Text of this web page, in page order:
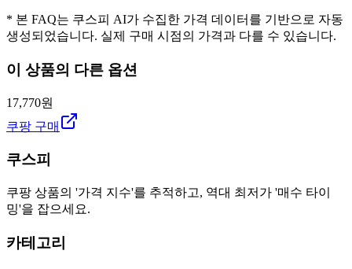
* 본 FAQ는 쿠스피 AI가 수집한 가격 데이터를 기반으로 자동
생성되었습니다. 실제 구매 시점의 가격과 다를 수 있습니다.
이 상품의 다른 옵션
17,770원
쿠팡 구매
쿠스피
쿠팡 상품의 '가격 지수'를 추적하고, 역대 최저가 '매수 타이
밍'을 잡으세요.
카테고리